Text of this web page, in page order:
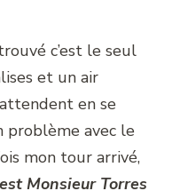
c’est le seul
et un air
en se
problème avec le
mon tour arrivé,
Monsieur Torres